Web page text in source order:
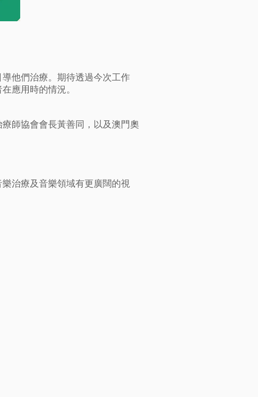
他們治療。期待透過今次工作
應用時的情況。
師協會會長黃善同，以及澳門奧
治療及音樂領域有更廣闊的視